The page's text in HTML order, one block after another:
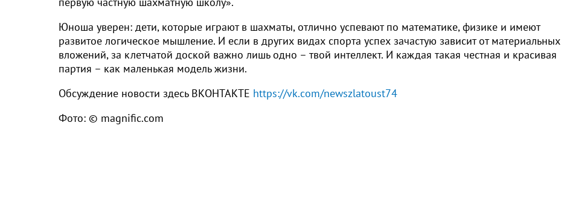
Юноша уверен: дети, которые играют в шахматы, отлично успевают по математике, физике и имеют
развитое логическое мышление. И если в других видах спорта успех зачастую зависит от материальных
вложений, за клетчатой доской важно лишь одно – твой интеллект. И каждая такая честная и красивая
партия – как маленькая модель жизни.
Обсуждение новости здесь ВКОНТАКТЕ https://vk.com/newszlatoust74
Фото: © magnific.com